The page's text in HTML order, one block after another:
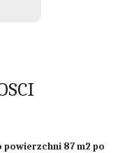
87 m2 po